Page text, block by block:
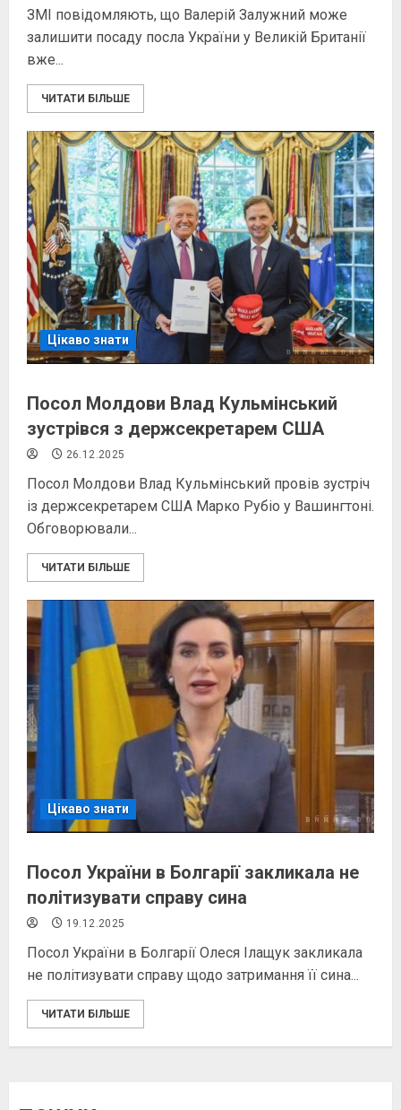
ЗМІ повідомляють, що Валерій Залужний може
залишити посаду посла України у Великій Британії
вже...
ЧИТАТИ БІЛЬШЕ
Цікаво знати
Посол Молдови Влад Кульмінський
зустрівся з держсекретарем США
26.12.2025
Посол Молдови Влад Кульмінський провів зустріч
із держсекретарем США Марко Рубіо у Вашингтоні.
Обговорювали...
ЧИТАТИ БІЛЬШЕ
Цікаво знати
Посол України в Болгарії закликала не
політизувати справу сина
19.12.2025
Посол України в Болгарії Олеся Ілащук закликала
не політизувати справу щодо затримання її сина...
ЧИТАТИ БІЛЬШЕ